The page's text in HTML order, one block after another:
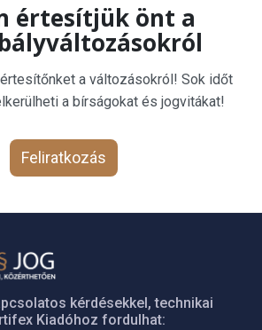
értesítjük önt a
értesítőnket a változásokról! Sok időt
a bírságokat és jogvitákat!
Feliratkozás
kérdésekkel, technikai
Kiadóhoz fordulhat: